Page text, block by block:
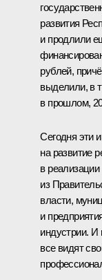
развития
и продлили
рублей,
выделили, в
в прошлом,
Сегодня эти
на развитие
в
из
власти,
и
индустрии. И
все видят